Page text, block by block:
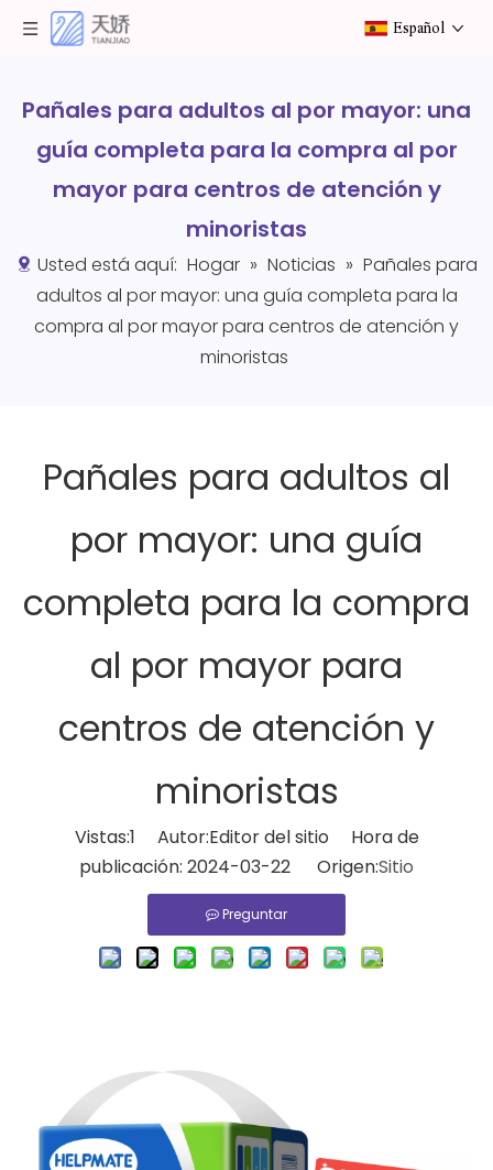
Español
Pañales para adultos al por mayor: una
guía completa para la compra al por
mayor para centros de atención y
minoristas
Usted está aquí: Hogar » Noticias » Pañales para
adultos al por mayor: una guía completa para la
compra al por mayor para centros de atención y
minoristas
Pañales para adultos al
por mayor: una guía
completa para la compra
al por mayor para
centros de atención y
minoristas
Vistas:1 Autor:Editor del sitio Hora de
publicación: 2024-03-22 Origen:Sitio
Preguntar